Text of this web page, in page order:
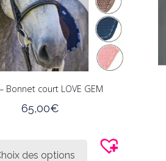
seulement les produits en promo
page
du
produit
Bonnet court LOVE GEM
65,00€
des options
produit